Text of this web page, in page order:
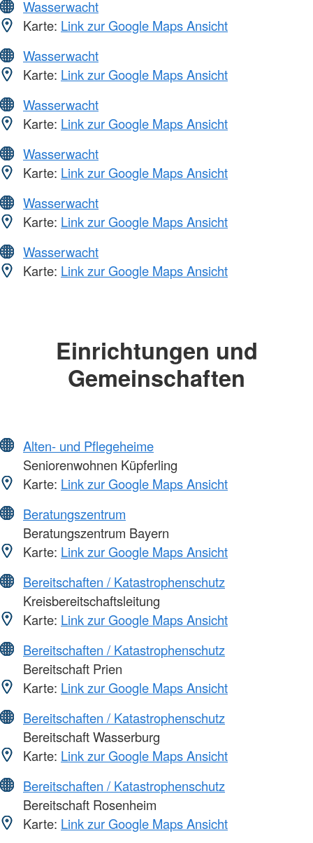
Wasserwacht
Karte: Link zur Google Maps Ansicht
Wasserwacht
Karte: Link zur Google Maps Ansicht
Wasserwacht
Karte: Link zur Google Maps Ansicht
Wasserwacht
Karte: Link zur Google Maps Ansicht
Wasserwacht
Karte: Link zur Google Maps Ansicht
Wasserwacht
Karte: Link zur Google Maps Ansicht
Einrichtungen und
Gemeinschaften
Alten- und Pflegeheime
Seniorenwohnen Küpferling
Karte: Link zur Google Maps Ansicht
Beratungszentrum
Beratungszentrum Bayern
Karte: Link zur Google Maps Ansicht
Bereitschaften / Katastrophenschutz
Kreisbereitschaftsleitung
Karte: Link zur Google Maps Ansicht
Bereitschaften / Katastrophenschutz
Bereitschaft Prien
Karte: Link zur Google Maps Ansicht
Bereitschaften / Katastrophenschutz
Bereitschaft Wasserburg
Karte: Link zur Google Maps Ansicht
Bereitschaften / Katastrophenschutz
Bereitschaft Rosenheim
Karte: Link zur Google Maps Ansicht